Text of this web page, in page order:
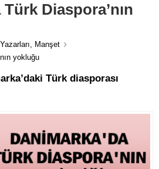
Diaspora’nın
, Manşet
yokluğu
Türk diasporası